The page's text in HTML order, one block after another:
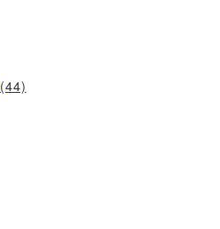
(44)